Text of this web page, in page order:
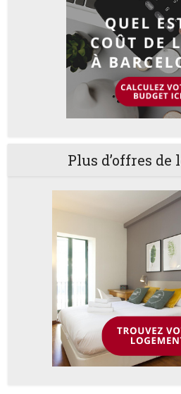
Plus d’offres de